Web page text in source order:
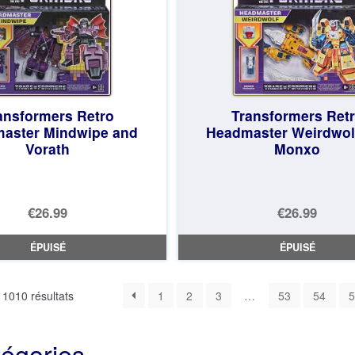
Retro
Mindwipe and
Vorath
€26.99
ÉPUISÉ
Transformers
Headmaster
Monxo
€26.99
ÉPUISÉ
résultatsTrié
1 2 3 … 53 54